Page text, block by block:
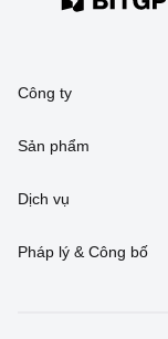
Công ty
Sản phẩm
Dịch vụ
Pháp lý & Công bố